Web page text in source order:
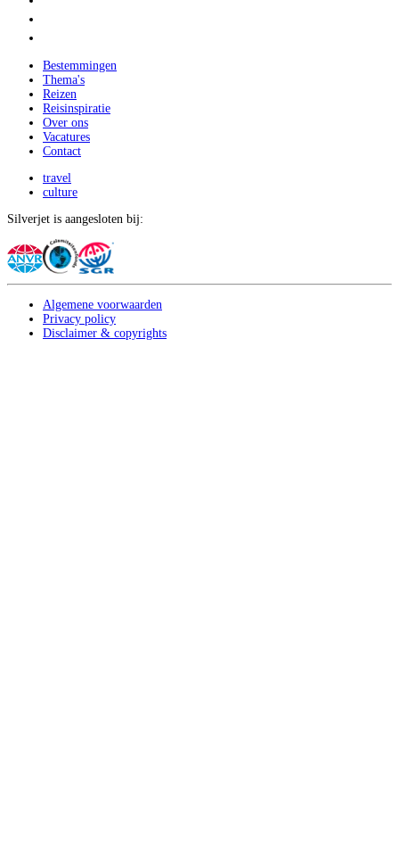
Bestemmingen
Thema's
Reizen
Reisinspiratie
Over ons
Vacatures
Contact
travel
culture
Silverjet is aangesloten bij:
Algemene voorwaarden
Privacy policy
Disclaimer & copyrights